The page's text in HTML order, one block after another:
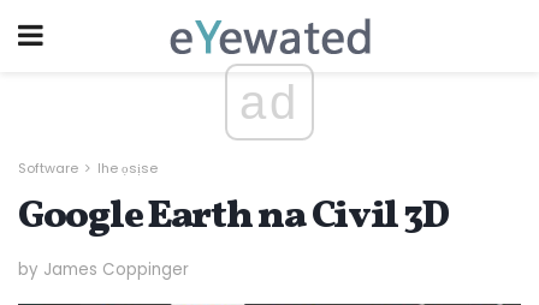
ad
Software Ihe ọsịse
Google Earth na Civil 3D
by James Coppinger